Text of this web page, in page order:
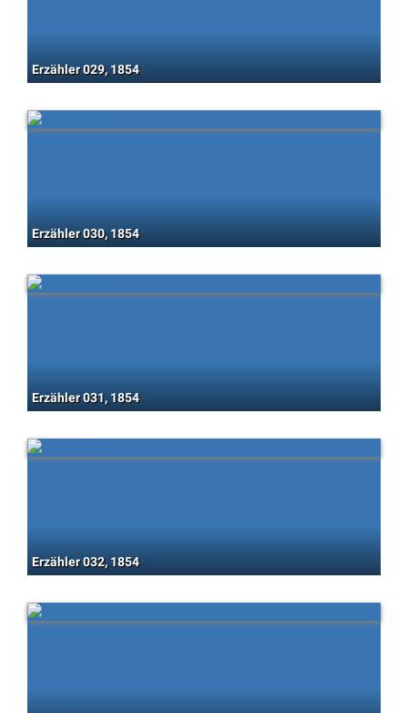
Erzähler 029, 1854
Erzähler 030, 1854
Erzähler 031, 1854
Erzähler 032, 1854